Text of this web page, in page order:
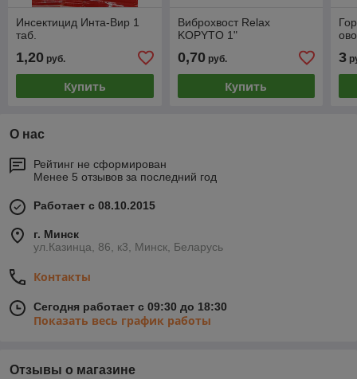
Инсектицид Инта-Вир 1
таб.
1,20 руб.
Купить
Виброхвост Relax
KOPYTO 1"
0,70руб.
Купить
3
О нас
Рейтинг не сформирован
Менее 5 отзывов за последний год
Работает с 08.10.2015
г. Минск
ул.Казинца, 86, к3, Минск, Беларусь
Контакты
Сегодня работает с 09:30 до 18:30
Показать весь график работы
Отзывы о магазине